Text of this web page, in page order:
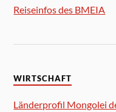
Reiseinfos des BMEIA
WIRTSCHAFT
Länderprofil Mongolei